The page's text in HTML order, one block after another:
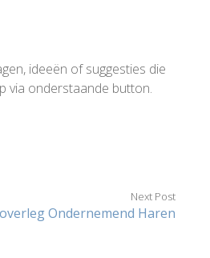
ideeën of suggesties die
via onderstaande button.
Next Post
Ondernemend Haren